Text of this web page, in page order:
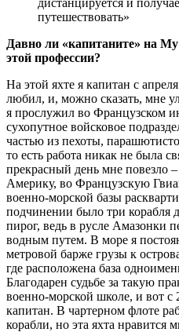
путешествовать»
Давно ли «капитаните» на
этой профессии?
На этой яхте я капитан с
любил, и, можно сказать, мне
я прослужил во Французском
сухопутное войсковое
частью из пехоты,
то есть работа никак не была
прекрасный день мне
Америку, во Французскую
военно-морской базы
подчинении было три корабля
пирог, ведь в русле Амазонки
водным путем. В море я
метровой барже грузы к
где расположена база
Благодарен судьбе за такую
военно-морской школе, и вот с
капитан. В чартерном флоте
корабли, но эта яхта нравится